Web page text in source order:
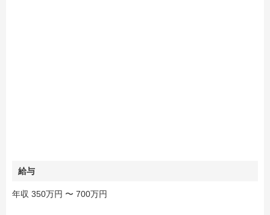
給与
年収 350万円 〜 700万円